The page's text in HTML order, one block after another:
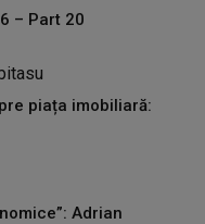
– Part 20
piața imobiliară:
Adrian